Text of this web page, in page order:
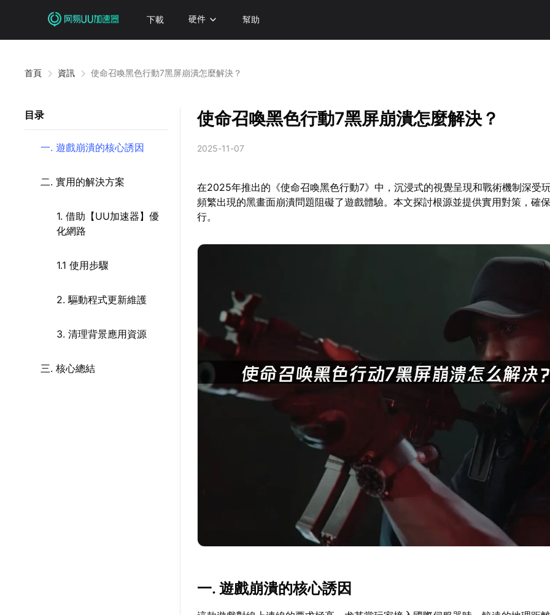
下載 硬件 幫助
首頁 資訊 使命召喚黑色行動7黑屏崩潰怎麼解決？
目录
一. 遊戲崩潰的核心誘因
二. 實用的解決方案
1. 借助【UU加速器】優
化網路
1.1 使用步驟
2. 驅動程式更新維護
3. 清理背景應用資源
三. 核心總結
使命召喚黑色行動7黑屏崩潰怎麼解決？
2025-11-07
在2025年推出的《使命召喚黑色行動7》中，沉浸式的視覺呈現和戰術機制深受
頻繁出現的黑畫面崩潰問題阻礙了遊戲體驗。本文探討根源並提供實用對策，確
行。
一. 遊戲崩潰的核心誘因